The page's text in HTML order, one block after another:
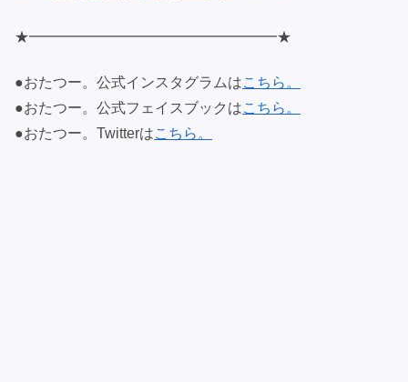
★━━━━━━━━━━━━━━━━━★
●おたつー。公式インスタグラムはこちら。
●おたつー。公式フェイスブックはこちら。
●おたつー。Twitterはこちら。